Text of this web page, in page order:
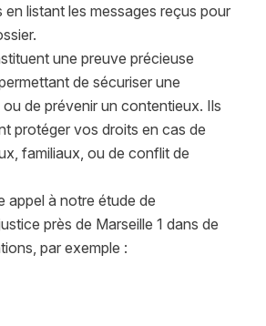
en listant les messages reçus pour
une preuve précieuse
de sécuriser une
de prévenir un contentieux. Ils
protéger vos droits en cas de
familiaux, ou de conflit de
appel à notre étude de
près de Marseille 1 dans de
par exemple :